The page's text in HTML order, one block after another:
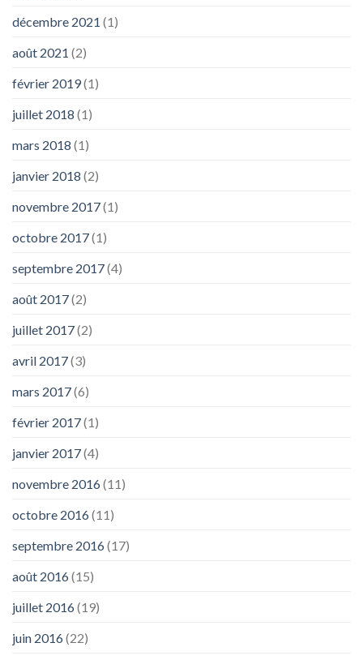
décembre 2021 (1)
août 2021 (2)
février 2019(1)
juillet 2018 (1)
mars 2018 (1)
janvier 2018 (2)
novembre 2017(1)
octobre 2017(1)
septembre 2017(4)
août 2017(2)
juillet 2017(2)
avril 2017(3)
mars 2017(6)
février 2017(1)
janvier 2017(4)
novembre 2016(11)
octobre 2016(11)
septembre 2016(17)
août 2016(15)
juillet 2016(19)
juin 2016(22)